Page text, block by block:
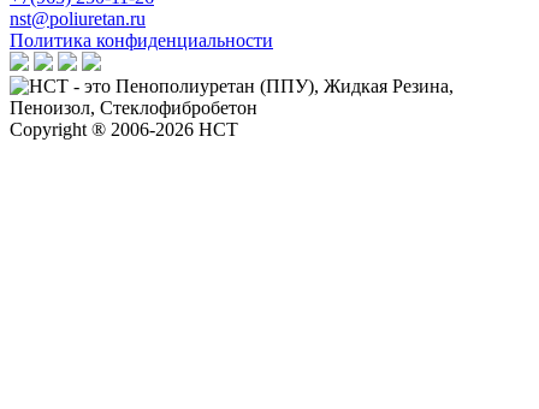
nst@poliuretan.ru
Политика конфиденциальности
Copyright ® 2006-2026 НСТ